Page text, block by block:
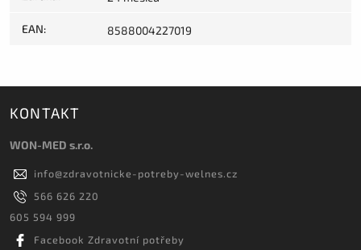
EAN: 8588004227019
KONTAKT
WON-MED s.r.o.
info@zdravotnicke-potreby-welnes.cz
566 626 220
605 594 999
Facebook Zdravotní potřeby